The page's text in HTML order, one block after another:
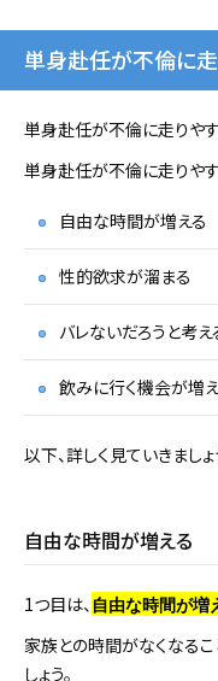
単身赴任が不倫に
単身赴任が不倫に走りや
単身赴任が不倫に走りやす
自由な時間が増える
性的欲求が溜まる
バレないだろうと考え
飲みに行く機会が増
以下、詳しく見ていきましょ
自由な時間が増える
1つ目は、 自由な時間が増
家族との時間がなくなる
しょう。